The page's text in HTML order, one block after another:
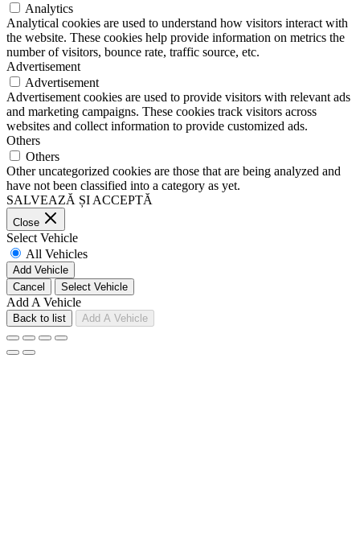
Analytics
Analytical cookies are used to understand how visitors interact with
the website. These cookies help provide information on metrics the
number of visitors, bounce rate, traffic source, etc.
Advertisement
Advertisement
Advertisement cookies are used to provide visitors with relevant ads
and marketing campaigns. These cookies track visitors across
websites and collect information to provide customized ads.
Others
Others
Other uncategorized cookies are those that are being analyzed and
have not been classified into a category as yet.
SALVEAZĂ ȘI ACCEPTĂ
Close
Select Vehicle
All Vehicles
Add Vehicle
Cancel
Select Vehicle
Add A Vehicle
Back to list Add A Vehicle